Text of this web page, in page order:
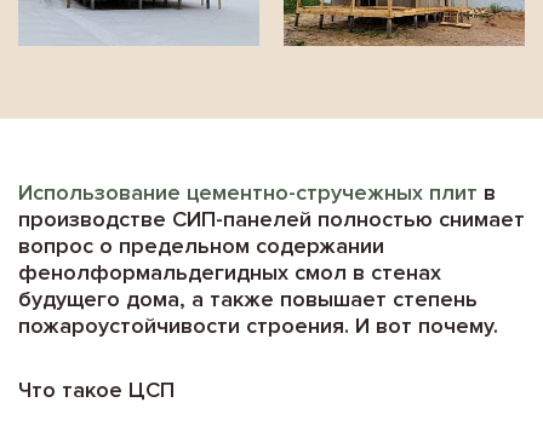
Использование цементно-стручежных плит в
производстве СИП-панелей полностью снимает
вопрос о предельном содержании
фенолформальдегидных смол в стенах
будущего дома, а также повышает степень
пожароустойчивости строения. И вот почему.
Что такое ЦСП